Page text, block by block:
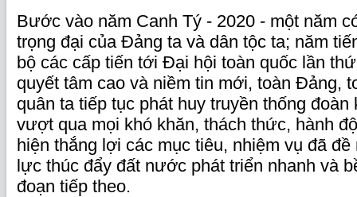
Bước vào năm Canh Tý - 2020 - một năm
trọng đại của Đảng ta và dân tộc ta; năm
bộ các cấp tiến tới Đại hội toàn quốc lần
quyết tâm cao và niềm tin mới, toàn Đảng,
quân ta tiếp tục phát huy truyền thống đoàn
vượt qua mọi khó khăn, thách thức, hành
hiện thắng lợi các mục tiêu, nhiệm vụ đã đề
lực thúc đẩy đất nước phát triển nhanh và
đoạn tiếp theo.